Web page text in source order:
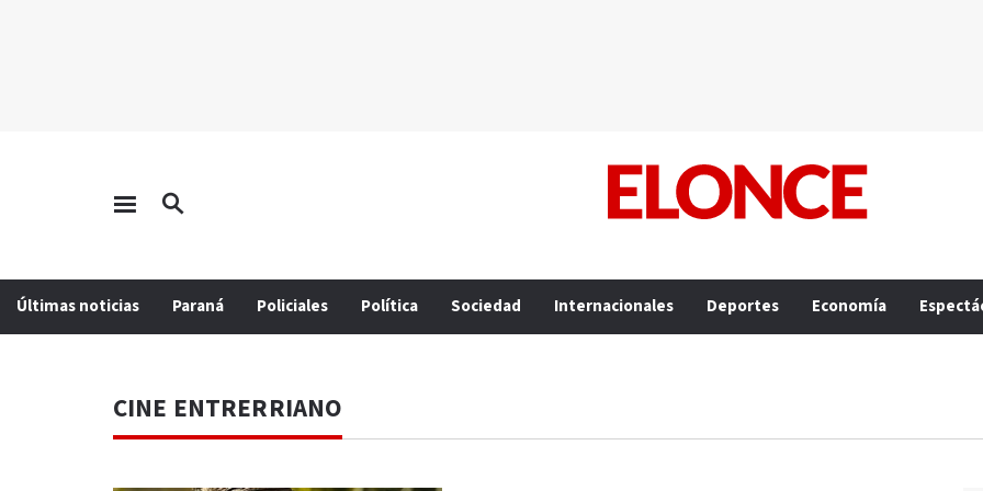
Últimas noticias Paraná Policiales Política Sociedad Internacionales Deportes Economía
CINE ENTRERRIANO